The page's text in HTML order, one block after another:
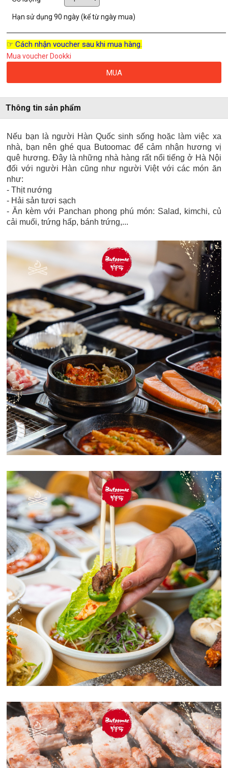
Hạn sử dụng90 ngày (kể từ ngày mua)
☞ Cách nhận voucher sau khi mua hàng.
Mua voucher Dookki
MUA
Thông tin sản phẩm
Nếu bạn là người Hàn Quốc sinh sống hoặc làm việc xa
nhà, bạn nên ghé qua Butoomac để cảm nhận hương vị
quê hương. Đây là những nhà hàng rất nổi tiếng ở Hà Nội
đối với người Hàn cũng như người Việt với các món ăn
như:
- Thịt nướng
- Hải sản tươi sạch
- Ăn kèm với Panchan phong phú món: Salad, kimchi, củ
cải muối, trứng hấp, bánh trứng,...